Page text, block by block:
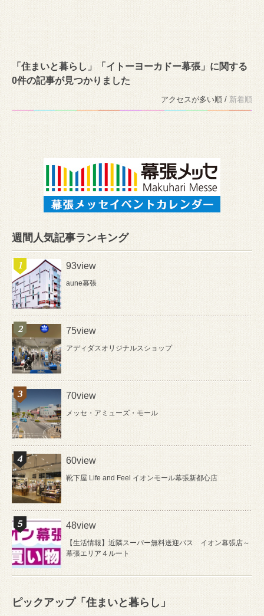
「住まいと暮らし」「イトーヨーカドー幕張」に関する
0件の記事が見つかりました
アクセスが多い順 / 新着順
週間人気記事ランキング
93view
aune幕張
75view
アディダスオリジナルスショップ
70view
メッセ・アミューズ・モール
60view
靴下屋 Life and Feel イオンモール幕張新都心店
48view
【生活情報】近隣スーパー無料送迎バス イオン幕張店～
幕張エリア４ルート
ピックアップ「住まいと暮らし」